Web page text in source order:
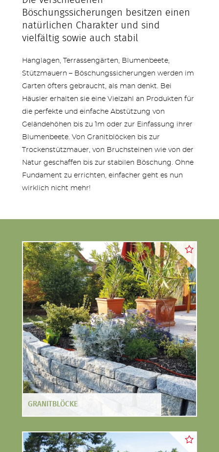
TERRASSEN
STUFEN & POOL
Böschungssicherungen besitzen einen
natürlichen Charakter und sind
vielfältig sowie auch stabil
Hanglagen, Terrassengärten, Blumenbeete,
Stützmauern – Böschungssicherungen werden im
Garten öfters gebraucht, als man denkt. Bei
Häusler erhalten sie eine Vielzahl an Produkten für
die perfekte und einfache Abstützung von
Geländehöhen bis zu 1m oder zur Einfassung ihrer
Blumenbeete. Von Granitblöcken bis zur
Trockenstützmauer, von Bruchsteinen wie von der
Natur geschaffen bis zur stabilen Böschung. Ohne
Fundament zu errichten, einfacher geht es nun
wirklich nicht mehr!
GRANITBLÖCKE